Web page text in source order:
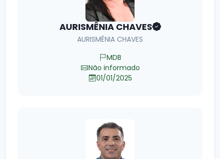
AURISMÊNIA CHAVES
AURISMÊNIA CHAVES
MDB
Não informado
01/01/2025